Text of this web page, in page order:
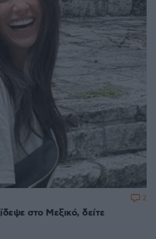
στο Μεξικό, δείτε
2